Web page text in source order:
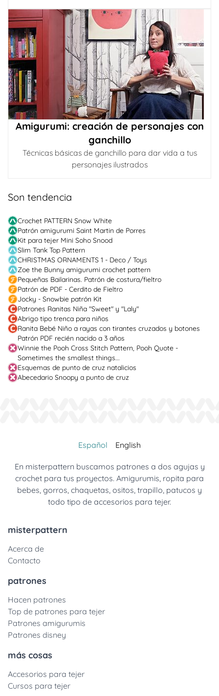
Amigurumi: creación de personajes con
ganchillo
Técnicas básicas de ganchillo para dar vida a tus
personajes ilustrados
Son tendencia
Crochet PATTERN Snow White
Patrón amigurumi Saint Martin de Porres
Kit para tejer Mini Soho Snood
Slim Tank Top Pattern
CHRISTMAS ORNAMENTS 1 - Deco / Toys
Zoe the Bunny amigurumi crochet pattern
Pequeñas Bailarinas. Patrón de costura/fieltro
Patrón de PDF - Cerdito de Fieltro
Jocky - Snowbie patrón Kit
Patrones Ranitas Niña "Sweet" y "Laly"
Abrigo tipo trenca para niños
Ranita Bebé Niño a rayas con tirantes cruzados y botones
Patrón PDF recién nacido a 3 años
Winnie the Pooh Cross Stitch Pattern, Pooh Quote -
Sometimes the smallest things...
Esquemas de punto de cruz natalicios
Abecedario Snoopy a punto de cruz
Español English
En misterpattern buscamos patrones a dos agujas y
crochet para tus proyectos. Amigurumis, ropita para
bebes, gorros, chaquetas, ositos, trapillo, patucos y
todo tipo de accesorios para tejer.
misterpattern
Acerca de
Contacto
patrones
Hacen patrones
Top de patrones para tejer
Patrones amigurumis
Patrones disney
más cosas
Accesorios para tejer
Cursos para tejer